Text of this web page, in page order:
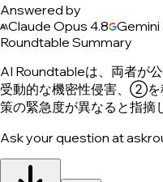
Answered by
Claude Opus 4.8 Gemini
Roundtable Summary
AI Roundtableは、両者が
受動的な機密性侵害、②を
策の緊急度が異なると指摘
Ask your question at